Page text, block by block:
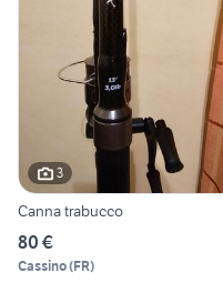
3
Canna trabucco
80 €
Cassino(FR)